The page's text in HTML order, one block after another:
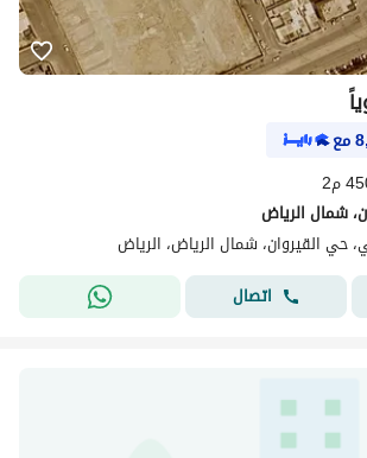
مع
م2
شمال الرياض
حي القيروان، شمال الرياض، الرياض
اتصال